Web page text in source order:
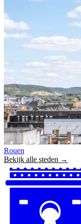
Rouen
Bekijk alle steden →